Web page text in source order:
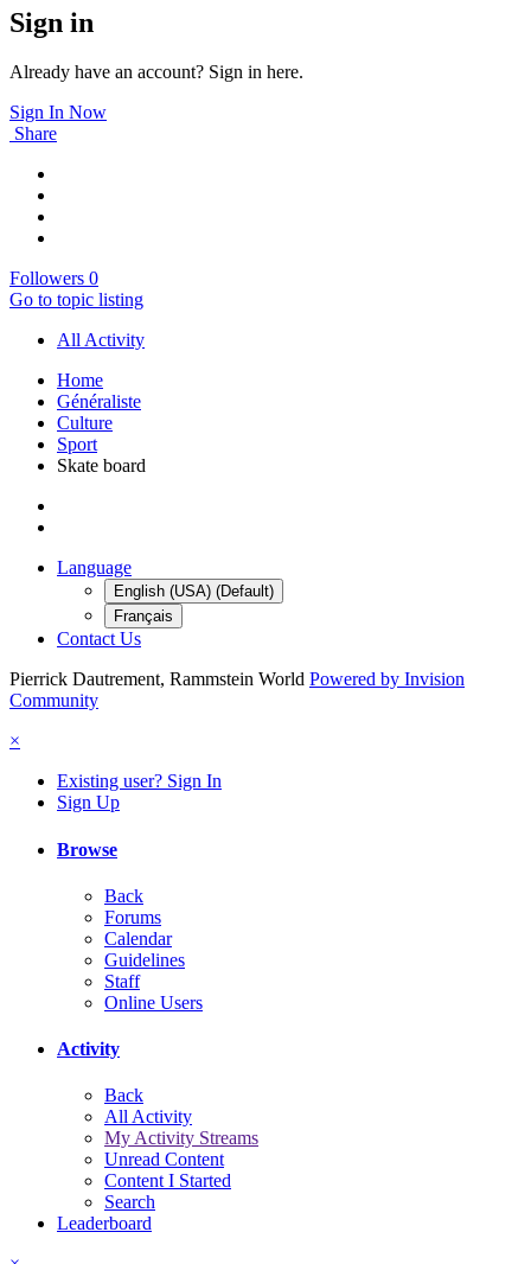
Sign in
Already have an account? Sign in here.
Sign In Now
Share
Followers 0
Go to topic listing
All Activity
Home
Généraliste
Culture
Sport
Skate board
Language
English (USA) (Default)
Français
Contact Us
Pierrick Dautrement, Rammstein World Powered by Invision
Community
×
Existing user? Sign In
Sign Up
Browse
Back
Forums
Calendar
Guidelines
Staff
Online Users
Activity
Back
All Activity
My Activity Streams
Unread Content
Content I Started
Search
Leaderboard